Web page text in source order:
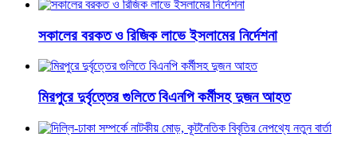
সকালের বরকত ও রিজিক লাভে ইসলামের নির্দেশনা
মিরপুরে দুর্বৃত্তের গুলিতে বিএনপি কর্মীসহ দুজন আহত